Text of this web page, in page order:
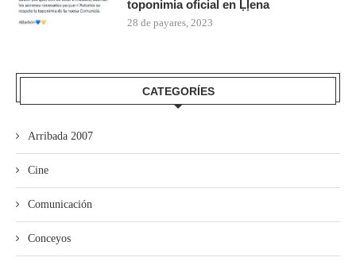
toponimia oficial en Ḷḷena
28 de payares, 2023
CATEGORÍES
Arribada 2007
Cine
Comunicación
Conceyos